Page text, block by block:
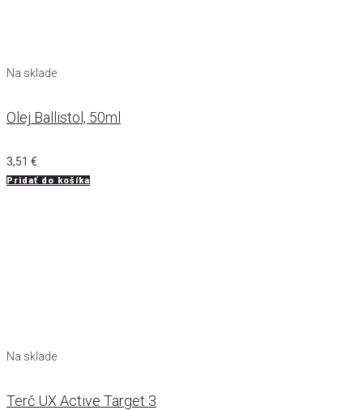
Na sklade
Olej Ballistol, 50ml
3,51 €
Pridať do košíka
Na sklade
Terč UX Active Target 3